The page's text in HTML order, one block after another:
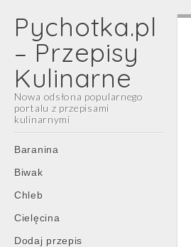
Pychotka.pl
– Przepisy
Kulinarne
Nowa odsłona popularnego
portalu z przepisami
kulinarnymi
Main
menu
Skip
content
Baranina
Biwak
Chleb
Cielęcina
Dodaj przepis